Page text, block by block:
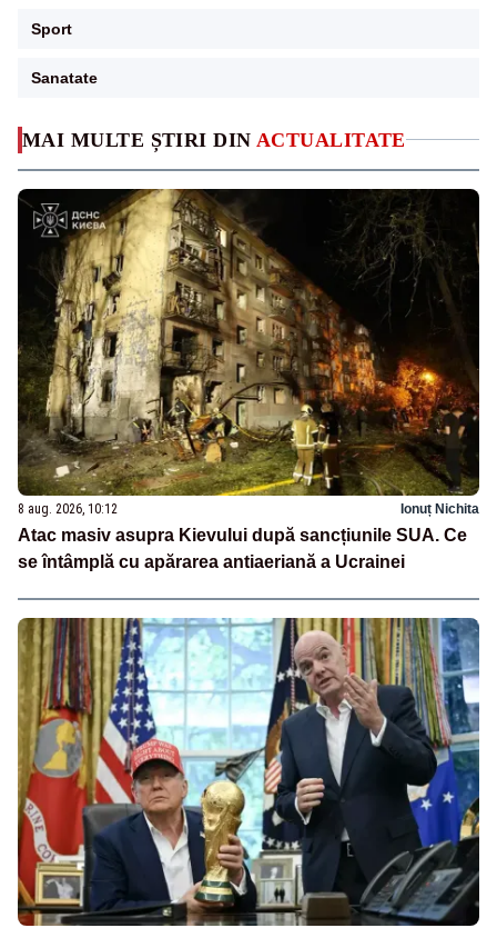
MAI MULTE ȘTIRI DIN ACTUALITATE
8 aug. 2026, 10:12 Ionuț Nichita
Atac masiv asupra Kievului după sancțiunile SUA. Ce
se întâmplă cu apărarea antiaeriană a Ucrainei
Sport
Sanatate